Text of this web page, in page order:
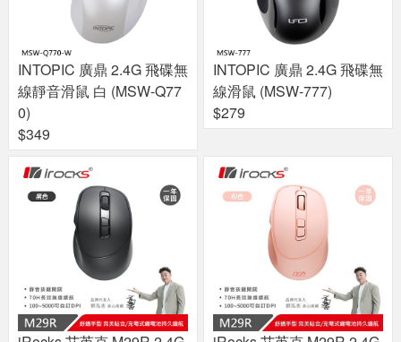
INTOPIC 廣鼎 2.4G 飛碟無
線靜音滑鼠 白 (MSW-Q77
0)
$349
INTOPIC 廣鼎 2.4G 飛碟無
線滑鼠 (MSW-777)
$279